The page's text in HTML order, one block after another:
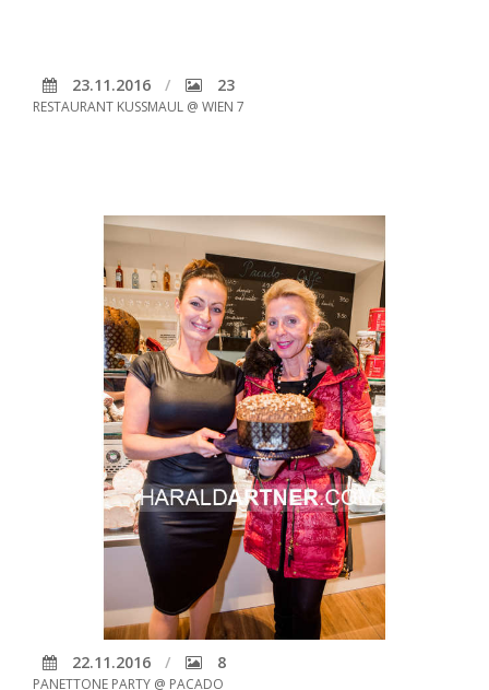
23.11.2016 23
RESTAURANT KUSSMAUL @ WIEN 7
22.11.2016 8
PANETTONE PARTY @ PACADO